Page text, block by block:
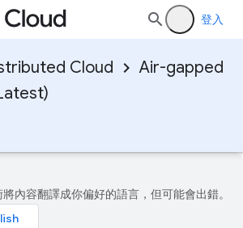
登入
Cloud
Air-gapped
內容翻譯成你偏好的語言，但可能會出錯。